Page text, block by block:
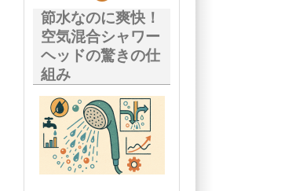
節水なのに爽快！
空気混合シャワー
ヘッドの驚きの仕
組み